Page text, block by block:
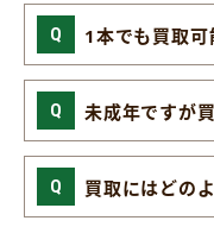
1本でも買取可
未成年ですが
買取にはどの